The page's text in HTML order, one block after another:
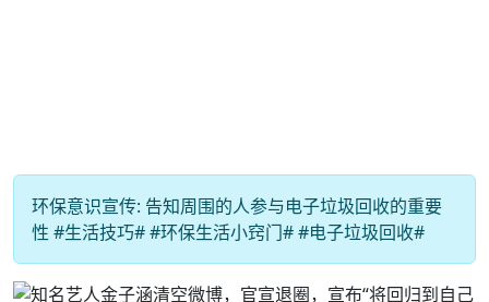
环保意识宣传: 告知周围的人参与电子垃圾回收的重要
性 #生活技巧# #环保生活小窍门# #电子垃圾回收#